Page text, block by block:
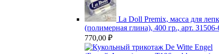
La Doll Premix, масса для
(полимерная глина), 400 гр., арт.
770,00 ₽